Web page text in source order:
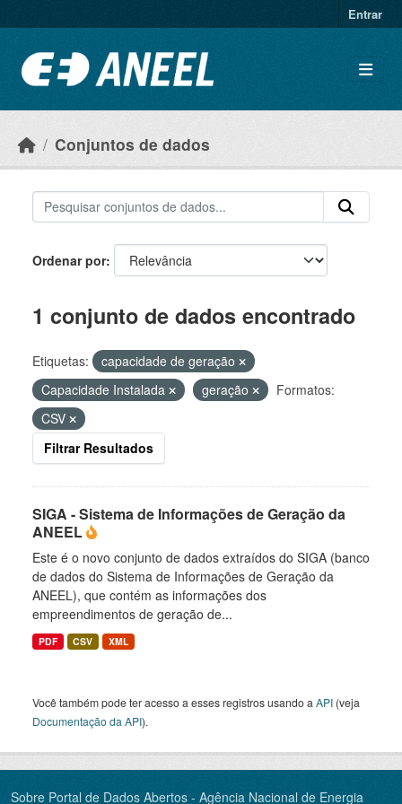
Entrar
Conjuntos de dados
Ordenar por
1 conjunto de dados encontrado
Etiquetas:
capacidade de geração
Capacidade Instalada
geração
Formatos:
CSV
Filtrar Resultados
SIGA - Sistema de Informações de Geração da
ANEEL
Este é o novo conjunto de dados extraídos do SIGA (banco
de dados do Sistema de Informações de Geração da
ANEEL), que contém as informações dos
empreendimentos de geração de...
PDF CSV XML
Você também pode ter acesso a esses registros usando a API (veja
Documentação da API).
Sobre Portal de Dados Abertos - Agência Nacional de Energia